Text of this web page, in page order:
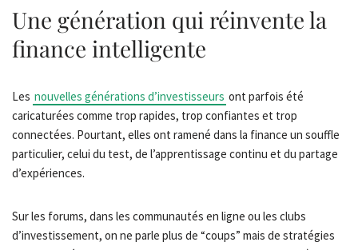
Une génération qui réinvente la
finance intelligente
Les nouvelles générations d’investisseurs ont parfois été
caricaturées comme trop rapides, trop confiantes et trop
connectées. Pourtant, elles ont ramené dans la finance un souffle
particulier, celui du test, de l’apprentissage continu et du partage
d’expériences.
Sur les forums, dans les communautés en ligne ou les clubs
d’investissement, on ne parle plus de “coups” mais de stratégies